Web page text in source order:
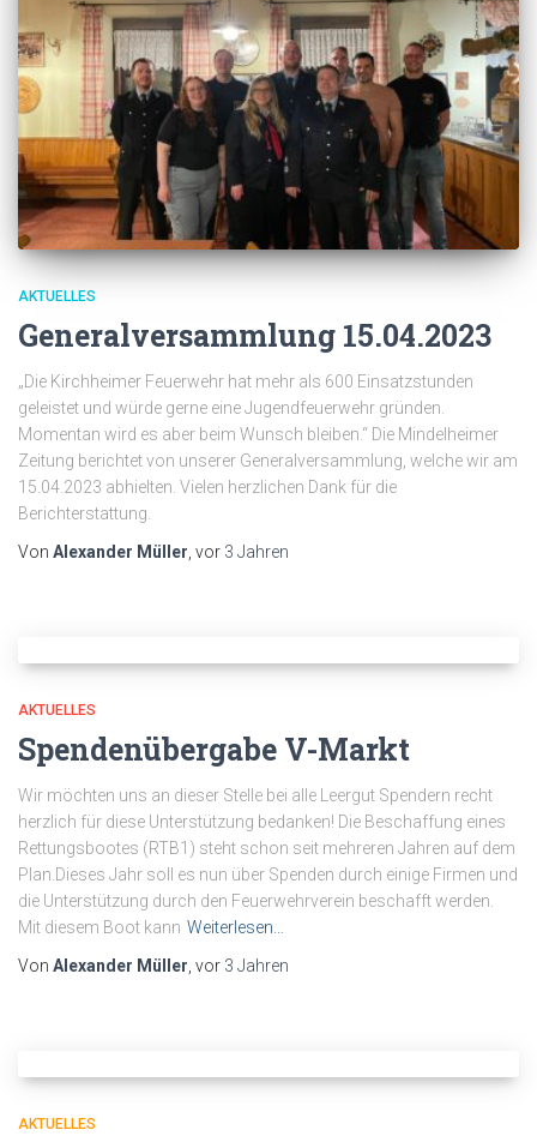
AKTUELLES
Generalversammlung 15.04.2023
„Die Kirchheimer Feuerwehr hat mehr als 600 Einsatzstunden
geleistet und würde gerne eine Jugendfeuerwehr gründen.
Momentan wird es aber beim Wunsch bleiben.“ Die Mindelheimer
Zeitung berichtet von unserer Generalversammlung, welche wir am
15.04.2023 abhielten. Vielen herzlichen Dank für die
Berichterstattung.
Von Alexander Müller, vor 3 Jahren
AKTUELLES
Spendenübergabe V-Markt
Wir möchten uns an dieser Stelle bei alle Leergut Spendern recht
herzlich für diese Unterstützung bedanken! Die Beschaffung eines
Rettungsbootes (RTB1) steht schon seit mehreren Jahren auf dem
Plan.Dieses Jahr soll es nun über Spenden durch einige Firmen und
die Unterstützung durch den Feuerwehrverein beschafft werden.
Mit diesem Boot kann Weiterlesen…
Von Alexander Müller, vor 3 Jahren
AKTUELLES